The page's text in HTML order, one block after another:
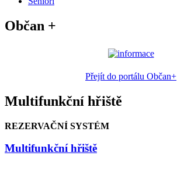
Občan +
Přejít do portálu Občan+
Multifunkční hřiště
REZERVAČNÍ SYSTÉM
Multifunkční hřiště